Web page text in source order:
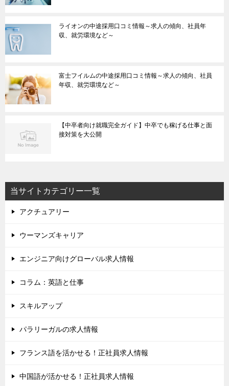
ライオンの中途採用口コミ情報～求人の傾向、社員年
収、就労環境など～
富士フイルムの中途採用口コミ情報～求人の傾向、社員
年収、就労環境など～
【中卒者向け就職完全ガイド】中卒でも稼げる仕事と面
接対策を大公開
当サイトカテゴリー一覧
アクチュアリー
ウーマンズキャリア
エンジニア向けグローバル求人情報
コラム：英語と仕事
スキルアップ
パラリーガルの求人情報
フランス語を活かせる！正社員求人情報
中国語が活かせる！正社員求人情報